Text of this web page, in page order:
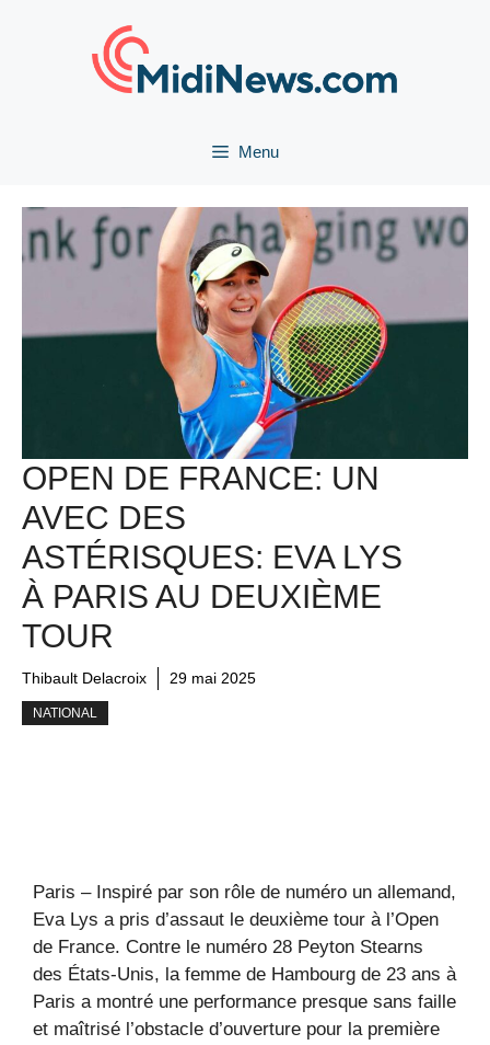
Menu
OPEN DE FRANCE: UN
AVEC DES
ASTÉRISQUES: EVA LYS
À PARIS AU DEUXIÈME
TOUR
Thibault Delacroix 29 mai 2025
NATIONAL
Paris – Inspiré par son rôle de numéro un allemand,
Eva Lys a pris d’assaut le deuxième tour à l’Open
de France. Contre le numéro 28 Peyton Stearns
des États-Unis, la femme de Hambourg de 23 ans à
Paris a montré une performance presque sans faille
et maîtrisé l’obstacle d’ouverture pour la première